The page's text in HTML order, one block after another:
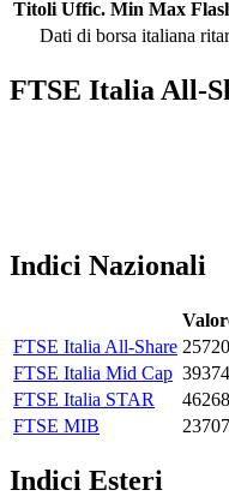
Titoli Uffic. Min Max
Dati di borsa italiana
FTSE Italia All-
Indici Nazionali
FTSE Italia All-Share 25720
FTSE Italia Mid Cap 39374
FTSE Italia STAR
46268
FTSE MIB
23707
Indici Esteri